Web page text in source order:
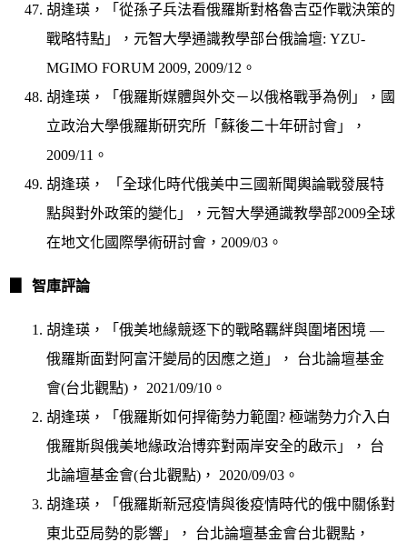
胡逢瑛，「從孫子兵法看俄羅斯對格魯吉亞作戰決策的
戰略特點」，元智大學通識教學部台俄論壇: YZU-
MGIMO FORUM 2009, 2009/12。
胡逢瑛，「俄羅斯媒體與外交－以俄格戰爭為例」，國
立政治大學俄羅斯研究所「蘇後二十年研討會」，
2009/11。
胡逢瑛， 「全球化時代俄美中三國新聞輿論戰發展特
點與對外政策的變化」，元智大學通識教學部2009全球
在地文化國際學術研討會，2009/03。
智庫評論
胡逢瑛，「俄美地緣競逐下的戰略羈絆與圍堵困境 —
俄羅斯面對阿富汗變局的因應之道」， 台北論壇基金
會(台北觀點)， 2021/09/10。
胡逢瑛，「俄羅斯如何捍衛勢力範圍? 極端勢力介入白
俄羅斯與俄美地緣政治博弈對兩岸安全的啟示」， 台
北論壇基金會(台北觀點)， 2020/09/03。
胡逢瑛，「俄羅斯新冠疫情與後疫情時代的俄中關係對
東北亞局勢的影響」， 台北論壇基金會台北觀點，